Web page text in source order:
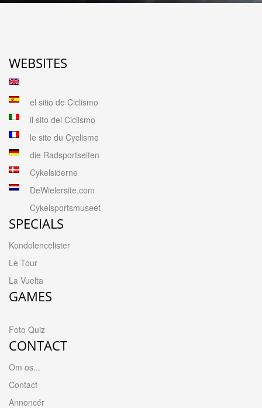
WEBSITES
el sitio de Ciclismo
il sito del Ciclismo
le site du Cyclisme
die Radsportseiten
Cykelsiderne
DeWielersite.com
Cykelsportsmuseet
SPECIALS
Kondolencelister
Le Tour
La Vuelta
GAMES
Foto Quiz
CONTACT
Om os...
Contact
Annoncér